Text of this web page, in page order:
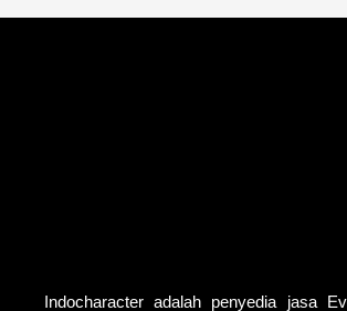
Indocharacter adalah penyedia jasa